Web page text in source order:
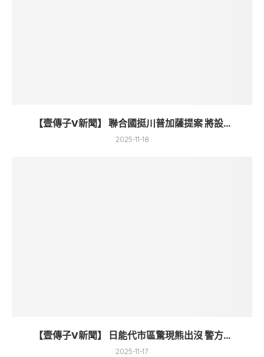
【壹傳子V新聞】 聯合國挺川普加薩提案 將設...
2025-11-18
【壹傳子V新聞】 日能代市區驚現熊出沒 警方...
2025-11-17